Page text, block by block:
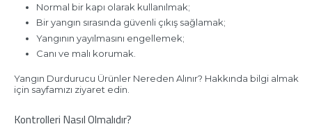
Normal bir kapı olarak kullanılmak;
Bir yangın sırasında güvenli çıkış sağlamak;
Yangının yayılmasını engellemek;
Canı ve malı korumak.
Yangın Durdurucu Ürünler Nereden Alınır? Hakkında bilgi almak
için sayfamızı ziyaret edin.
Kontrolleri Nasıl Olmalıdır?